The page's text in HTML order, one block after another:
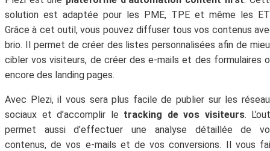
solution est adaptée pour les PME, TPE et même les
Grâce à cet outil, vous pouvez diffuser tous vos contenus
brio. Il permet de créer des listes personnalisées afin de
cibler vos visiteurs, de créer des e-mails et des formulaires
encore des landing pages.
Avec Plezi, il vous sera plus facile de publier sur les
sociaux et d’accomplir le tracking de vos visiteurs.
permet aussi d’effectuer une analyse détaillée de
contenus, de vos e-mails et de vos conversions. Il vous